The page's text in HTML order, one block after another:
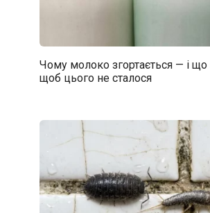
Чому молоко згортається — і що
щоб цього не сталося